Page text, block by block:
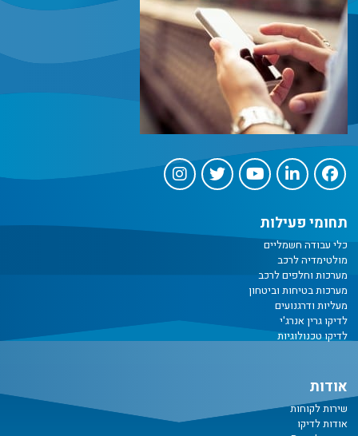
תחומי פעילות
כלי עבודה חשמליים
מולטימדיה לרכב
מערכות וחלפים לרכב
מערכות בטיחות וביטחון
מעליות ודרגנועים
לדיקו גרין אנרג'י
לדיקו טכנולוגיות
אודות
שירות לקוחות
אודות לדיקו